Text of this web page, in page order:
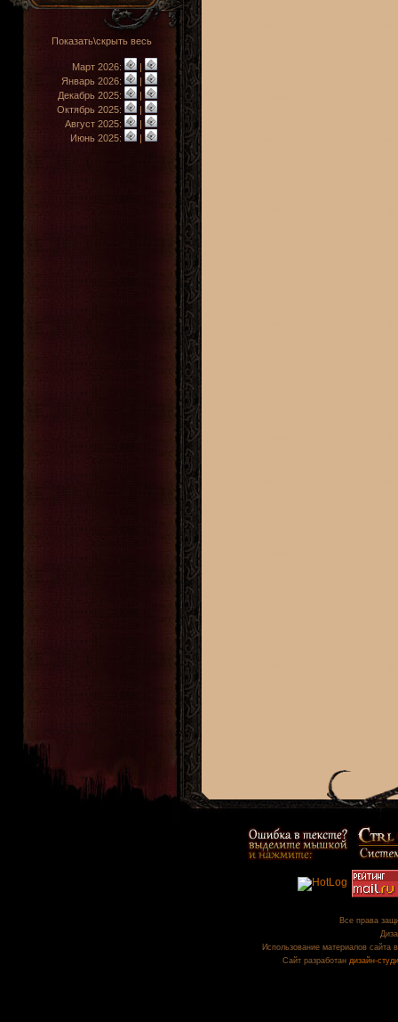
Показать\скрыть весь
Март 2026:
|
Январь 2026:
|
Декабрь 2025:
|
Октябрь 2025:
|
Август 2025:
|
Июнь 2025:
|
Все права
Использование материалов сайта
Сайт разработан дизайн-